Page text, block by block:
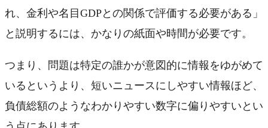
れ、金利や名目GDPとの関係で評価する必要がある」
と説明するには、かなりの紙面や時間が必要です。
つまり、問題は特定の誰かが意図的に情報をゆがめて
いるというより、短いニュースにしやすい情報ほど、
負債総額のようなわかりやすい数字に偏りやすいとい